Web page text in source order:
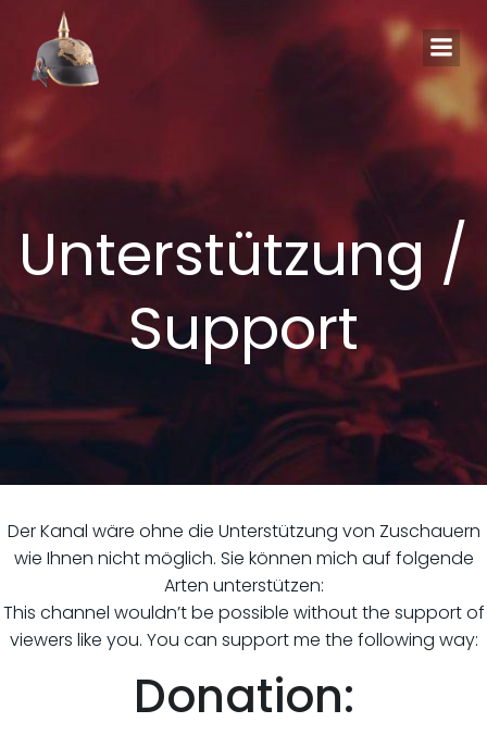
springen
Unterstützung /
Support
Der Kanal wäre ohne die Unterstützung von Zuschauern
wie Ihnen nicht möglich. Sie können mich auf folgende
Arten unterstützen:
This channel wouldn’t be possible without the support of
viewers like you. You can support me the following way:
Donation: